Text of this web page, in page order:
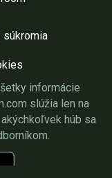
súkromia
informácie
slúžia len na
húb sa